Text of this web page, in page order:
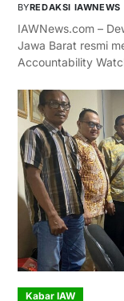
BYREDAKSI IAWNEWS
IAWNews.com –
Jawa Barat resmi
Accountability
Kabar IAW